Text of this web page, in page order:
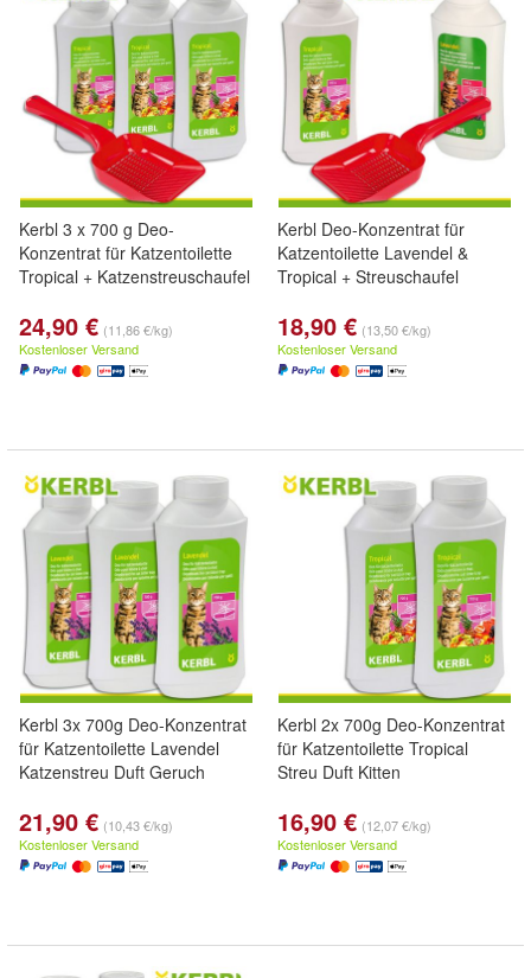
Kerbl 3 x 700 g Deo-
Konzentrat für Katzentoilette
Tropical + Katzenstreuschaufel
24,90 € (11,86 €/kg)
Kostenloser Versand
Kerbl Deo-Konzentrat für
Katzentoilette Lavendel &
Tropical + Streuschaufel
18,90 € (13,50 €/kg)
Kostenloser Versand
Kerbl 3x 700g Deo-Konzentrat
für Katzentoilette Lavendel
Katzenstreu Duft Geruch
21,90 € (10,43 €/kg)
Kostenloser Versand
Kerbl 2x 700g Deo-Konzentrat
für Katzentoilette Tropical
Streu Duft Kitten
16,90 € (12,07 €/kg)
Kostenloser Versand